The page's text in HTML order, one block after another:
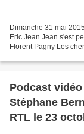
Dimanche 31 mai
Eric Jean Jean s'est
Florent Pagny Les
Podcast
Stéphane
RTL le 23